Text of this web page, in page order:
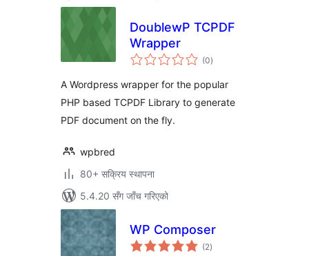
DoublewP TCPDF
Wrapper
(0कुल
रेटिङ्गहरू
)
A Wordpress wrapper for the popular
PHP based TCPDF Library to generate
PDF document on the fly.
wpbred
80+ सक्रिय स्थापना
5.4.20 सँग जाँच गरिएको
WP Composer
(2कुल
रेटिङ्गहरू
)